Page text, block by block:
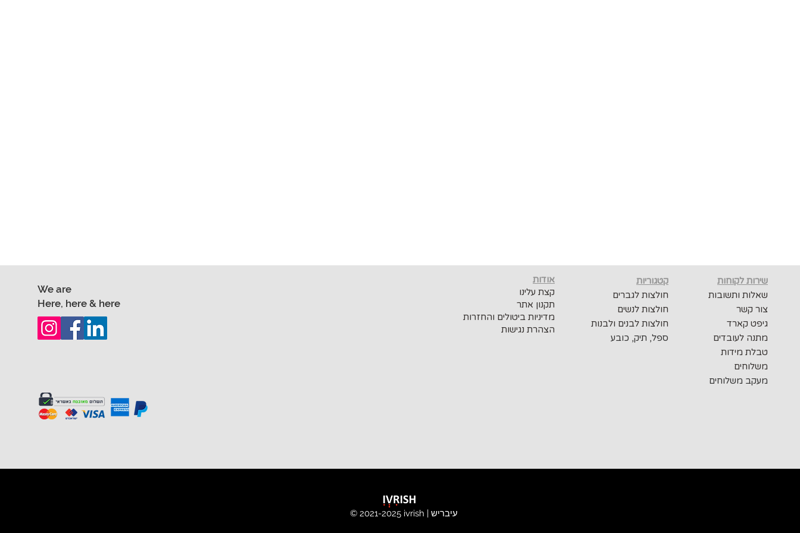
We are
Here, here & here
אודות
קצת עלינו
תקנון אתר
מדיניות ביטולים והחזרות
הצהרת נגישות
קטגוריות
חולצות לגברים
חולצות לנשים
חולצות לבנים ולבנות
ספל, תיק, כובע
שירות לקוחות
שאלות ותשובות
צור קשר
גיפט קארד
מתנה לעובדים
טבלת מידות
משלוחים
מעקב משלוחים
© 2021-2025 ivrish | עיבריש